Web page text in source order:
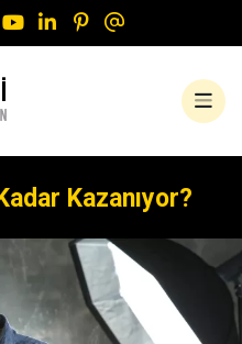
Kazanıyor?